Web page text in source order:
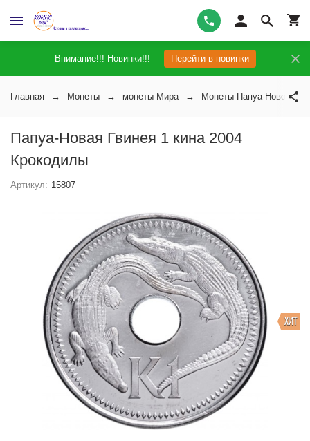
Внимание!!! Новинки!!! Перейти в новинки
Главная Монеты монеты Мира Монеты Папуа-Новой
Папуа-Новая Гвинея 1 кина 2004
Крокодилы
Артикул: 15807
ХИТ